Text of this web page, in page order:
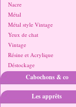
Nacre
Métal
Métal style Vintage
Yeux de chat
Vintage
Résine et Acrylique
Déstockage
Cabochons & co
Les apprêts